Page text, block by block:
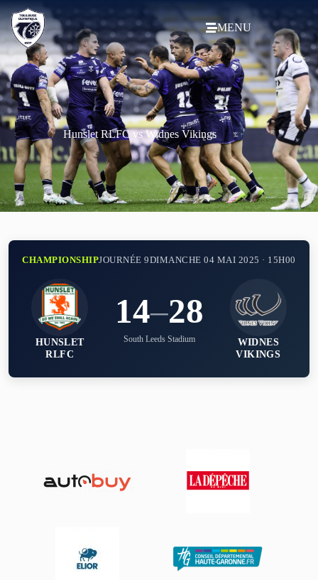
MENU
Hunslet RLFC vs Widnes Vikings
CHAMPIONSHIPJOURNÉE 9DIMANCHE 04 MAI 2025 · 15H00
HUNSLET
RLFC
14–28
South Leeds Stadium
WIDNES
VIKINGS